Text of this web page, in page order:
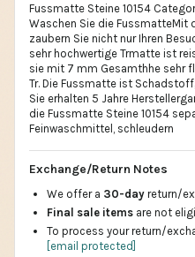
Fussmatte Steine 10154
Waschen Sie die FussmatteMit
zaubern Sie nicht nur Ihren
sehr hochwertige Trmatte ist
sie mit 7 mm Gesamthhe sehr
Tr. Die Fussmatte ist
Sie erhalten 5 Jahre
die Fussmatte Steine 10154
Feinwaschmittel, schleudern
Exchange/Return Notes
We offer a 30-day return/
Final sale items are not
To process your return/
[email protected]